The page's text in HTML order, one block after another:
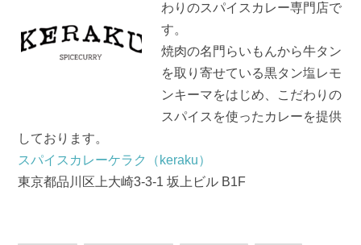
k
わりのスパイスカレー専門店で
す。
焼肉の名門らいもんから牛タン
を取り寄せている黒タン塩レモ
ンキーマをはじめ、こだわりの
スパイスを使ったカレーを提供
しております。
スパイスカレーケラク（keraku）
東京都品川区上大崎3-3-1 坂上ビル B1F